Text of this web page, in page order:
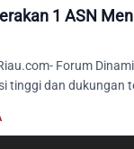
1 ASN
Forum
tinggi dan dukungan